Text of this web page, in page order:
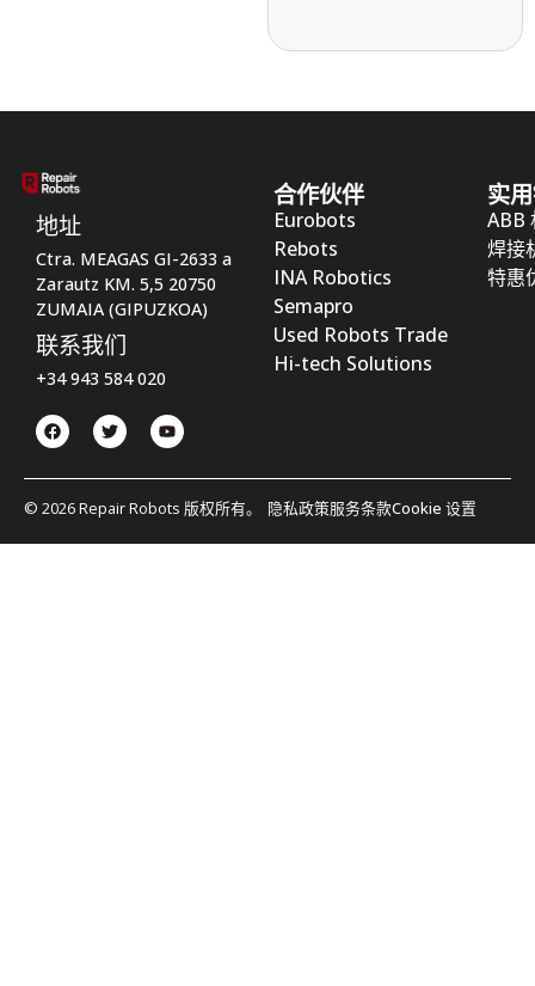
地址
Ctra. MEAGAS GI-2633 a
Zarautz KM. 5,5 20750
ZUMAIA (GIPUZKOA)
联系我们
+34 943 584 020
合作伙伴
Eurobots
Rebots
INA Robotics
Semapro
Used Robots Trade
Hi-tech Solutions
实
ABB
焊接
特惠
© 2026 Repair Robots 版权所有。 隐私政策服务条款Cookie 设置